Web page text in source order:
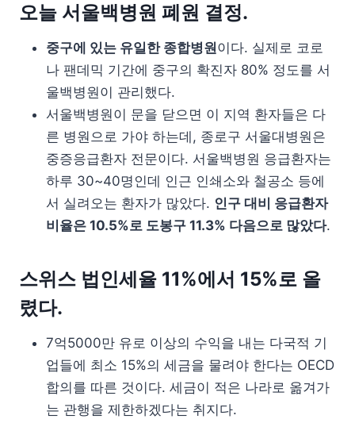
오늘 서울백병원 폐원 결정.
중구에 있는 유일한 종합병원이다. 실제로 코로
나 팬데믹 기간에 중구의 확진자 80% 정도를 서
울백병원이 관리했다.
서울백병원이 문을 닫으면 이 지역 환자들은 다
른 병원으로 가야 하는데, 종로구 서울대병원은
중증응급환자 전문이다. 서울백병원 응급환자는
하루 30~40명인데 인근 인쇄소와 철공소 등에
서 실려오는 환자가 많았다. 인구 대비 응급환자
비율은 10.5%로 도봉구 11.3% 다음으로 많았다.
스위스 법인세율 11%에서 15%로 올
렸다.
7억5000만 유로 이상의 수익을 내는 다국적 기
업들에 최소 15%의 세금을 물려야 한다는 OECD
합의를 따른 것이다. 세금이 적은 나라로 옮겨가
는 관행을 제한하겠다는 취지다.